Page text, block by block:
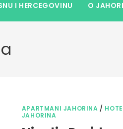
I HERCEGOVINU O
APARTMANI JAHORINA /
JAHORINA